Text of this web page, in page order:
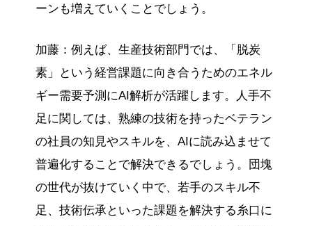
ーンも増えていくことでしょう。
加藤：例えば、生産技術部門では、「脱炭
素」という経営課題に向き合うためのエネル
ギー需要予測にAI解析が活躍します。人手不
足に関しては、熟練の技術を持ったベテラン
の社員の知見やスキルを、AIに読み込ませて
普遍化することで解決できるでしょう。団塊
の世代が抜けていく中で、若手のスキル不
足、技術伝承といった課題を解決する糸口に